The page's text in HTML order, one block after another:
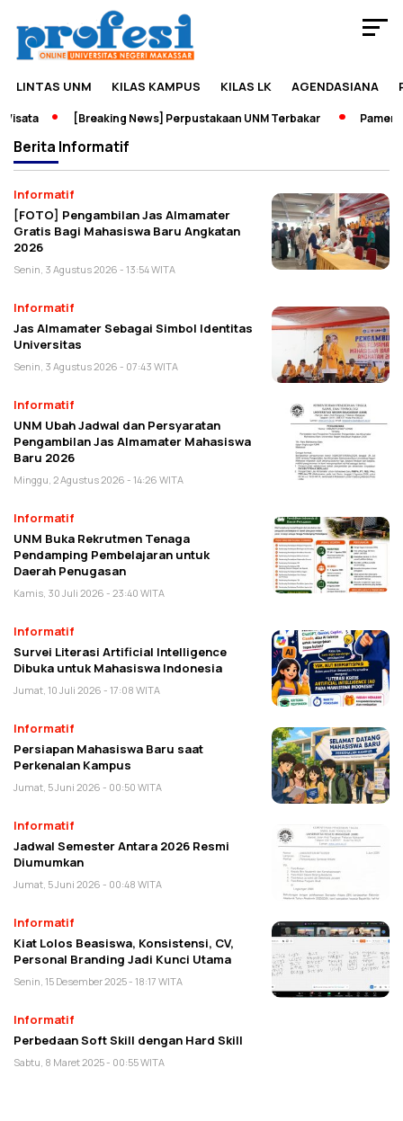
LINTAS UNM KILAS KAMPUS KILAS LK AGENDASIANA
[Breaking News] Perpustakaan UNM Terbakar
Berita Informatif
Informatif
[FOTO] Pengambilan Jas Almamater
Gratis Bagi Mahasiswa Baru Angkatan
2026
Senin, 3 Agustus 2026 - 13:54 WITA
Informatif
Jas Almamater Sebagai Simbol Identitas
Universitas
Senin, 3 Agustus 2026 - 07:43 WITA
Informatif
UNM Ubah Jadwal dan Persyaratan
Pengambilan Jas Almamater Mahasiswa
Baru 2026
Minggu, 2 Agustus 2026 - 14:26 WITA
Informatif
UNM Buka Rekrutmen Tenaga
Pendamping Pembelajaran untuk
Daerah Penugasan
Kamis, 30 Juli 2026 - 23:40 WITA
Informatif
Survei Literasi Artificial Intelligence
Dibuka untuk Mahasiswa Indonesia
Jumat, 10 Juli 2026 - 17:08 WITA
Informatif
Persiapan Mahasiswa Baru saat
Perkenalan Kampus
Jumat, 5 Juni 2026 - 00:50 WITA
Informatif
Jadwal Semester Antara 2026 Resmi
Diumumkan
Jumat, 5 Juni 2026 - 00:48 WITA
Informatif
Kiat Lolos Beasiswa, Konsistensi, CV,
Personal Branding Jadi Kunci Utama
Senin, 15 Desember 2025 - 18:17 WITA
Informatif
Perbedaan Soft Skill dengan Hard Skill
Sabtu, 8 Maret 2025 - 00:55 WITA